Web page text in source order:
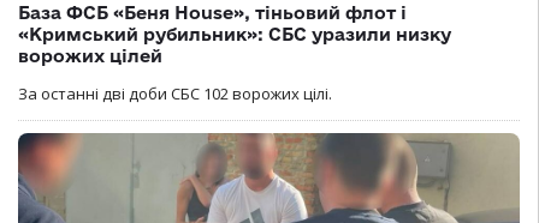
База ФСБ «Беня House», тіньовий флот і
«Кримський рубильник»: СБС уразили низку
ворожих цілей
За останні дві доби СБС 102 ворожих цілі.